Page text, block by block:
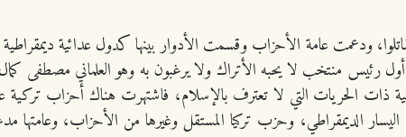
ودعمت عامة الأحزاب وقسمت الأدوار بينها كدول عدائية
ذات الحريات التي لا تعترف بالإسلام، فاشتهرت هناك أحزاب
الديمقراطي، وحزب تركيا المستقل وغيرها من الأحزاب، وعامتها